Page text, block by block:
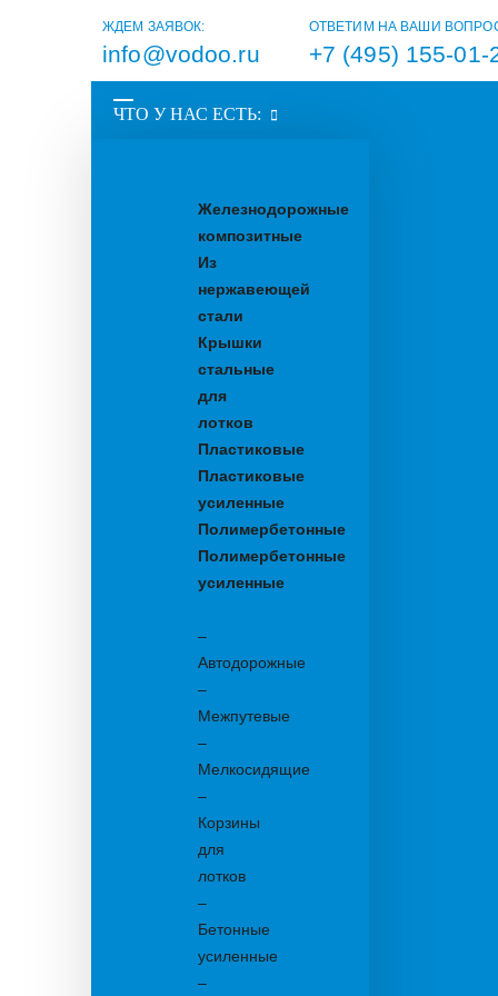
ЖДЕМ ЗАЯВОК:
info@vodoo.ru
ОТВЕТИМ НА ВАШИ
+7 (495) 155-01-
ЧТО У НАС ЕСТЬ:
Железнодорожные
композитные
Из
нержавеющей
стали
Крышки
стальные
для
лотков
Пластиковые
Пластиковые
усиленные
Полимербетонные
Полимербетонные
усиленные
–
Автодорожные
–
Межпутевые
–
Мелкосидящие
–
Корзины
для
лотков
–
Бетонные
усиленные
–